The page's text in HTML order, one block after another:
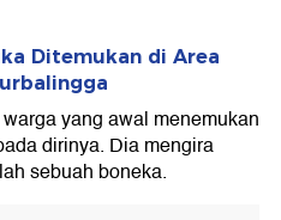
Ditemukan di Area
yang awal menemukan
dirinya. Dia mengira
sebuah boneka.